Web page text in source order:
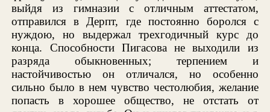
выйдя из гимназии с отличным аттестатом,
отправился в Дерпт, где постоянно боролся с
нуждою, но выдержал трехгодичный курс до
конца. Способности Пигасова не выходили из
разряда обыкновенных; терпением и
настойчивостью он отличался, но особенно
сильно было в нем чувство честолюбия, желание
попасть в хорошее общество, не отстать от